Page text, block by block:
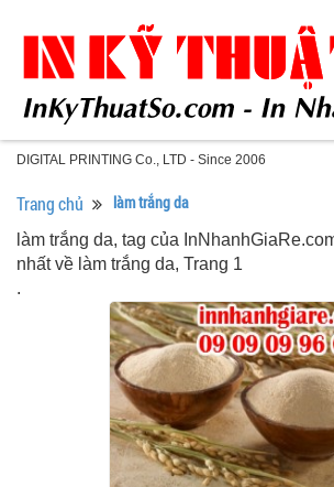
DIGITAL PRINTING Co., LTD - Since 2006
Trang chủ làm trắng da
làm trắng da, tag của
nhất về làm trắng da, Trang 1
.